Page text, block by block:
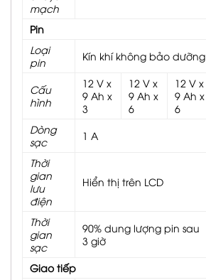
mạch
Pin
Loại
pin
Kín khí không bảo dưỡng
Cấu
hình
12 V x
9 Ah x
3
12 V x
9 Ah x
6
12 V x
9 Ah x
6
Dòng
sạc
1 A
Thời
gian
lưu
điện
Hiển thị trên LCD
Thời
gian
sạc
90% dung lượng pin sau
3 giờ
Giao tiếp